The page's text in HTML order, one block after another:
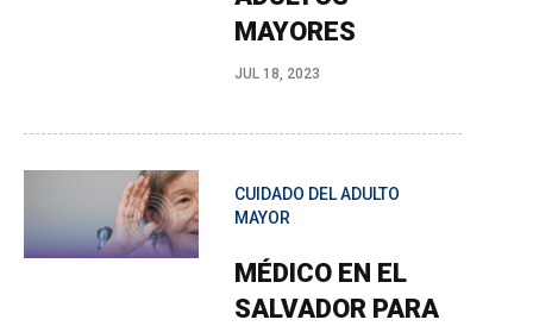
MAYORES
JUL 18, 2023
CUIDADO DEL ADULTO
MAYOR
MÉDICO EN EL
SALVADOR PARA